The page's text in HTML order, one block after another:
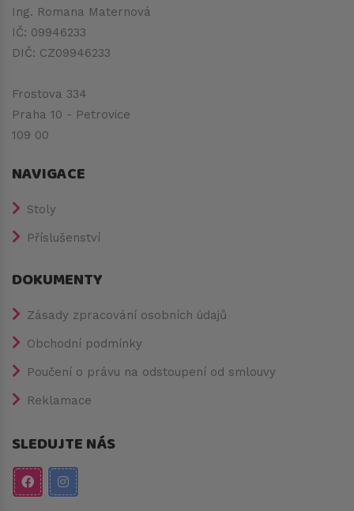
Ing. Romana Maternová
IČ: 09946233
DIČ: CZ09946233
Frostova 334
Praha 10 - Petrovice
109 00
NAVIGACE
Stoly
Příslušenství
DOKUMENTY
Zásady zpracování osobních údajů
Obchodní podmínky
Poučení o právu na odstoupení od smlouvy
Reklamace
SLEDUJTE NÁS